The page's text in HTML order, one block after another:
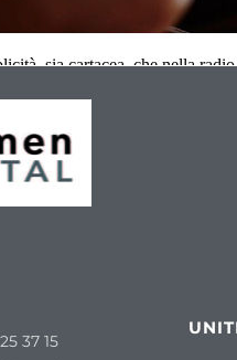
sia cartacea, che nella
37 15